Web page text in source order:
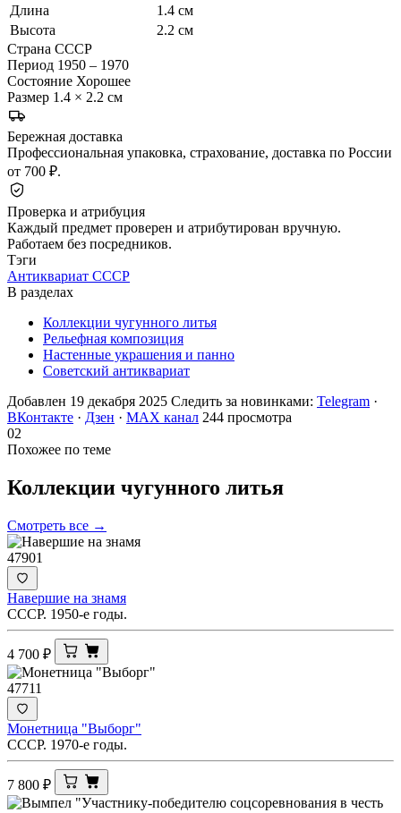
Длина
1.4 см
Высота
2.2 см
Страна СССР
Период 1950 – 1970
Состояние Хорошее
Размер 1.4 × 2.2 см
Бережная доставка
Профессиональная упаковка, страхование, доставка по России
от 700 ₽.
Проверка и атрибуция
Каждый предмет проверен и атрибутирован вручную.
Работаем без посредников.
Тэги
Антиквариат СССР
В разделах
Коллекции чугунного литья
Рельефная композиция
Настенные украшения и панно
Советский антиквариат
Добавлен 19 декабря 2025 Следить за новинками: Telegram ·
ВКонтакте · Дзен · MAX канал 244 просмотра
02
Похожее по теме
Коллекции чугунного литья
Смотреть все →
47901
Навершие на знамя
СССР. 1950-е годы.
4 700 ₽
47711
Монетница "Выборг"
СССР. 1970-е годы.
7 800 ₽